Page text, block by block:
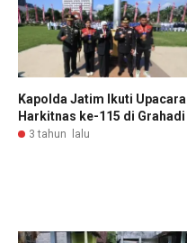
Kapolda Jatim Ikuti Upacara
Harkitnas ke-115 di Grahadi
3 tahun lalu